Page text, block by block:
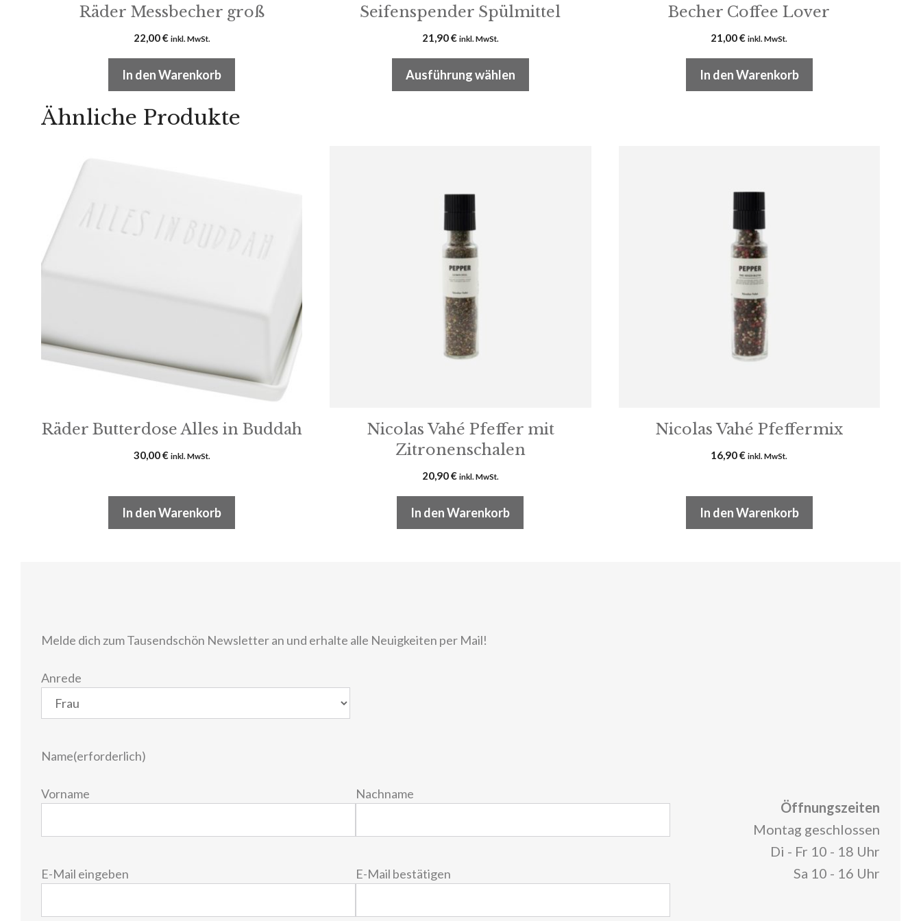
Räder Messbecher groß
22,00€ inkl. MwSt.
In den Warenkorb
Seifenspender Spülmittel
21,90€ inkl. MwSt.
Ausführung wählen
Becher Coffee Lover
21,00€ inkl. MwSt.
In den Warenkorb
Ähnliche Produkte
Räder Butterdose Alles in Buddah
30,00€ inkl. MwSt.
In den Warenkorb
Nicolas Vahé Pfeffer mit
Zitronenschalen
20,90€ inkl. MwSt.
In den Warenkorb
Nicolas Vahé Pfeffermix
16,90€ inkl. MwSt.
In den Warenkorb
Melde dich zum Tausendschön Newsletter an und erhalte alle Neuigkeiten per Mail!
Anrede
Name(erforderlich)
Vorname Nachname
E-
E-Mail eingeben E-Mail bestätigen
Öffnungszeiten
Montag geschlossen
Di - Fr 10 - 18 Uhr
Sa 10 - 16 Uhr